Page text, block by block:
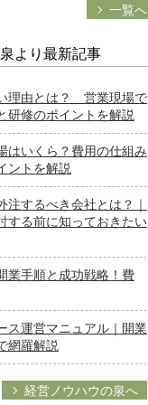
一覧へ
より最新記事
理由とは？ 営業現場で
研修のポイントを解説
はいくら？費用の仕組み
ントを解説
注するべき会社とは？｜
する前に知っておきたい
業手順と成功戦略！費
ス運営マニュアル｜開業
網羅解説
経営ノウハウの泉へ